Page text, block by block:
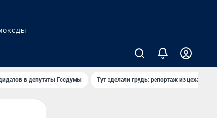
в депутаты Госдумы Тут сделали грудь: репортаж из цеха